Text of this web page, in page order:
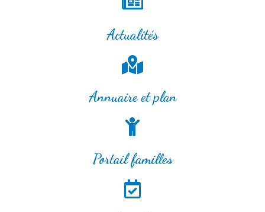
Actualités
Annuaire et plan
Portail familles